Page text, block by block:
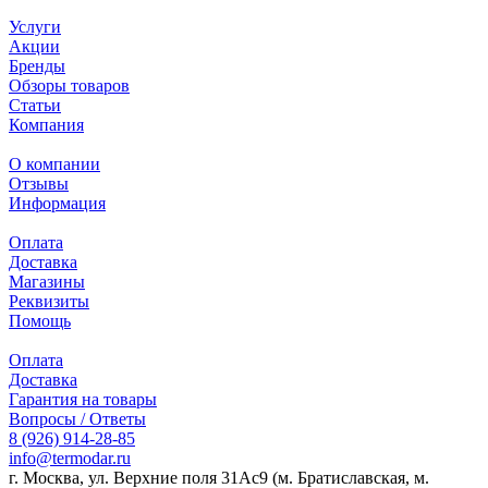
Услуги
Акции
Бренды
Обзоры товаров
Статьи
Компания
О компании
Отзывы
Информация
Оплата
Доставка
Магазины
Реквизиты
Помощь
Оплата
Доставка
Гарантия на товары
Вопросы / Ответы
8 (926) 914-28-85
info@termodar.ru
г. Москва, ул. Верхние поля 31Ас9 (м. Братиславская, м.